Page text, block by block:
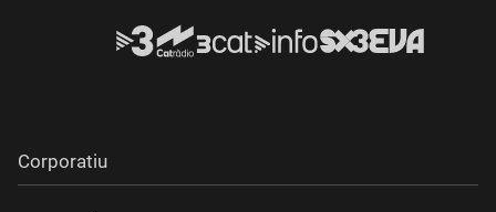
Corporatiu